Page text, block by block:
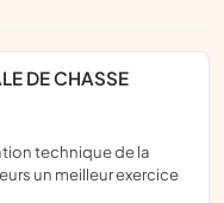
un meilleur exercice